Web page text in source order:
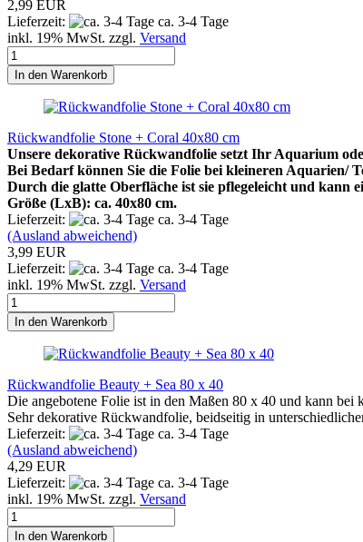
2,99 EUR
Lieferzeit:
ca. 3-4 Tage
inkl. 19% MwSt. zzgl. Versand
In den Warenkorb
Rückwandfolie Stone + Coral 40x80 cm
Unsere dekorative Rückwandfolie setzt Ihr Aquarium
Bei Bedarf können Sie die Folie bei kleineren Aquarien/
Durch die glatte Oberfläche ist sie pflegeleicht und kann
Größe (LxB): ca. 40x80 cm.
Lieferzeit:
ca. 3-4 Tage
(Ausland abweichend)
3,99 EUR
Lieferzeit:
ca. 3-4 Tage
inkl. 19% MwSt. zzgl. Versand
In den Warenkorb
Rückwandfolie Beauty + Sea 80 x 40
Die angebotene Folie ist in den Maßen 80 x 40 und kann bei
Sehr dekorative Rückwandfolie, beidseitig in
Lieferzeit:
ca. 3-4 Tage
(Ausland abweichend)
4,29 EUR
Lieferzeit:
ca. 3-4 Tage
inkl. 19% MwSt. zzgl. Versand
In den Warenkorb